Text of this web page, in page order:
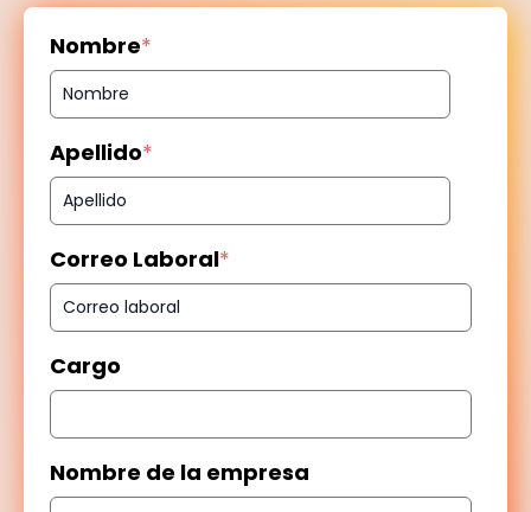
Nombre*
Apellido*
Correo Laboral*
Cargo
Nombre de la empresa